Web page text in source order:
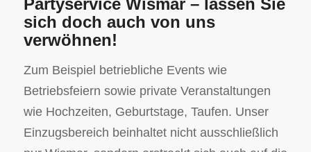
sich doch auch von uns
verwöhnen!
Zum Beispiel betriebliche Events wie
Betriebsfeiern sowie private Veranstaltungen
wie Hochzeiten, Geburtstage, Taufen. Unser
Einzugsbereich beinhaltet nicht ausschließlich